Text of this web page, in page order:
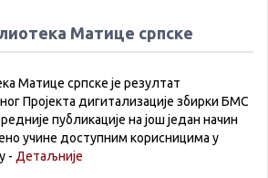
Матице српске
Матице српске је резултат
Пројекта дигитализације збирки БМС
публикације на још један начин
учине доступним корисницима у
- Детаљније